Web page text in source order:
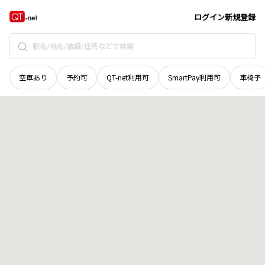
ログイン新規登録
空車あり 予約可 QT-net利用可 SmartPay利用可 車椅子
青森県